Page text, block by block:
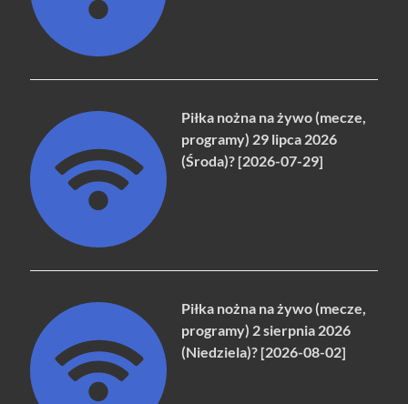
Piłka nożna na żywo (mecze,
programy) 29 lipca 2026
(Środa)? [2026-07-29]
Piłka nożna na żywo (mecze,
programy) 2 sierpnia 2026
(Niedziela)? [2026-08-02]